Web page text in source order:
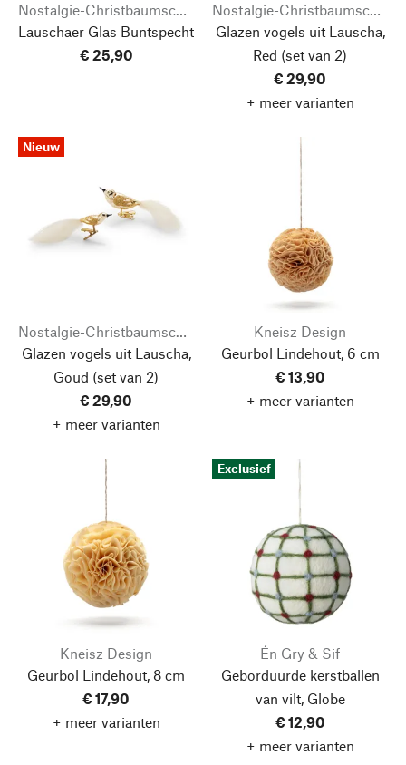
Nostalgie-Christbaumschmuck
Lauschaer Glas Buntspecht
€ 25,90
Nostalgie-Christbaumschmuck
Glazen vogels uit Lauscha,
Red (set van 2)
€ 29,90
+ meer varianten
Nieuw
Nostalgie-Christbaumschmuck
Glazen vogels uit Lauscha,
Goud (set van 2)
€ 29,90
+ meer varianten
Kneisz Design
Geurbol Lindehout, 6 cm
€ 13,90
+ meer varianten
Kneisz Design
Geurbol Lindehout, 8 cm
€ 17,90
+ meer varianten
Exclusief
Én Gry & Sif
Geborduurde kerstballen
van vilt, Globe
€ 12,90
+ meer varianten